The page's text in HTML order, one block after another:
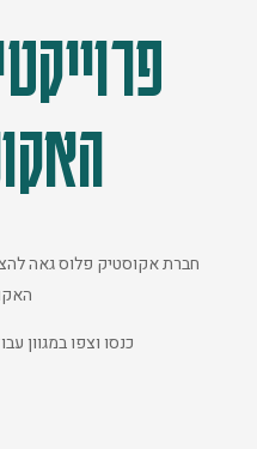
חברת אקוסטיק פלוס גאה
כנסו וצפו במגוון